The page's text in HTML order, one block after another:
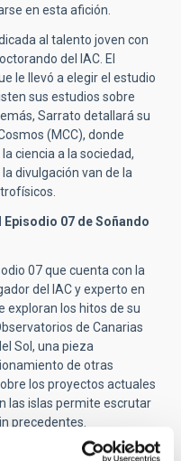
en esta afición.
al talento joven con
del IAC. El
le llevó a elegir el estudio
sus estudios sobre
Sarrato detallará su
(MCC), donde
ciencia a la sociedad,
divulgación van de la
07 de Soñando
07 que cuenta con la
del IAC y experto en
exploran los hitos de su
de Canarias
Sol, una pieza
de otras
los proyectos actuales
las islas permite escrutar
precedentes.